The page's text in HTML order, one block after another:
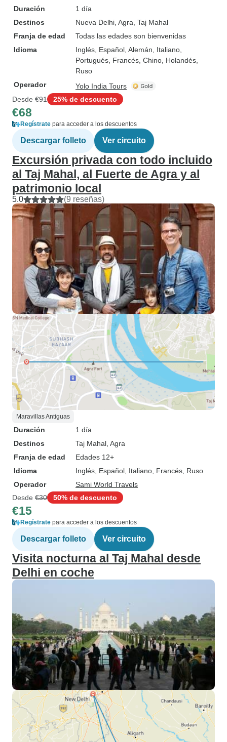
Duración
1 día
Destinos
Nueva Delhi , Agra , Taj Mahal
Franja de edad
Todas las edades son bienvenidas
Idioma
Inglés, Español, Alemán, Italiano,
Portugués, Francés, Chino, Holandés,
Ruso
Operador
Yolo India Tours
Desde €91 25% de descuento
€68
Regístrate para acceder a los descuentos
Descargar folleto Ver circuito
Excursión privada con todo incluido
al Taj Mahal, al Fuerte de Agra y al
patrimonio local
5.0 (9 reseñas)
Maravillas Antiguas
Duración
1 día
Destinos
Taj Mahal , Agra
Franja de edad
Edades 12+
Idioma
Inglés, Español, Italiano, Francés, Ruso
Operador
Sami World Travels
Desde €30 50% de descuento
€15
Regístrate para acceder a los descuentos
Descargar folleto Ver circuito
Visita nocturna al Taj Mahal desde
Delhi en coche